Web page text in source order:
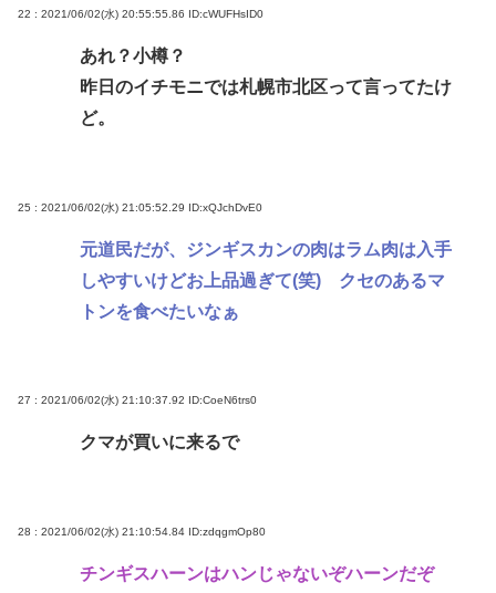
22 : 2021/06/02(水) 20:55:55.86 ID:cWUFHsID0
あれ？小樽？
昨日のイチモニでは札幌市北区って言ってたけ
ど。
25 : 2021/06/02(水) 21:05:52.29 ID:xQJchDvE0
元道民だが、ジンギスカンの肉はラム肉は入手
しやすいけどお上品過ぎて(笑) クセのあるマ
トンを食べたいなぁ
27 : 2021/06/02(水) 21:10:37.92 ID:CoeN6trs0
クマが買いに来るで
28 : 2021/06/02(水) 21:10:54.84 ID:zdqgmOp80
チンギスハーンはハンじゃないぞハーンだぞ